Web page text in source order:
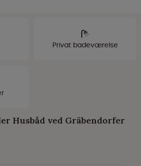
Privat badeværelse
Husbåd ved Gräbendorfer